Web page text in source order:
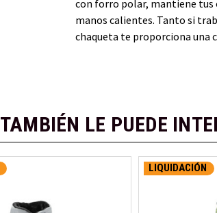
con forro polar, mantiene tus
manos calientes. Tanto si
chaqueta te proporciona una
TAMBIÉN LE PUEDE
LIQUIDACIÓN